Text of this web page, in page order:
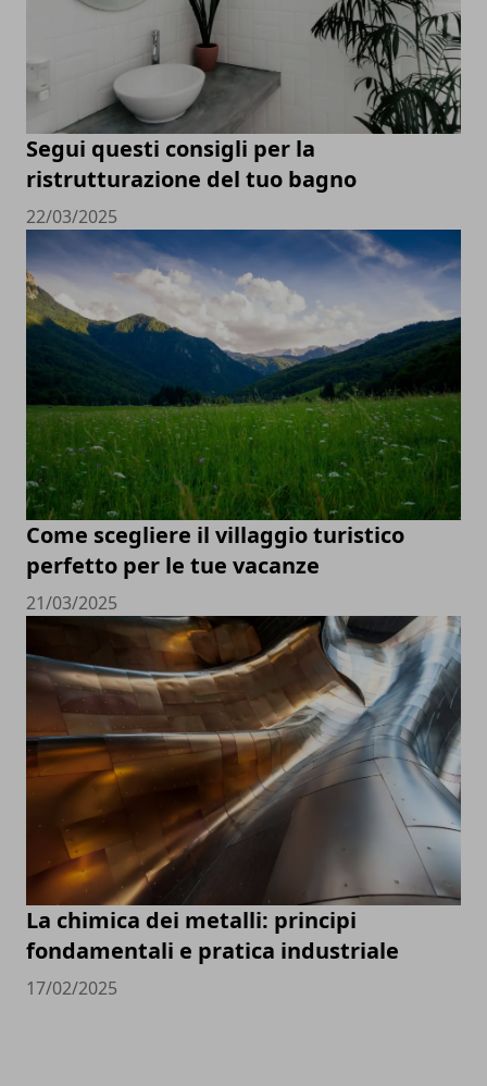
Segui questi consigli per la
ristrutturazione del tuo bagno
22/03/2025
Come scegliere il villaggio turistico
perfetto per le tue vacanze
21/03/2025
La chimica dei metalli: principi
fondamentali e pratica industriale
17/02/2025